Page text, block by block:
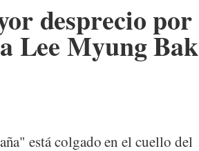
desprecio por
Lee Myung Bak
está colgado en el cuello del